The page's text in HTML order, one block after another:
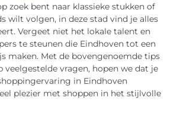
zoek bent naar klassieke stukken of
wilt volgen, in deze stad vind je alles
Vergeet niet het lokale talent en
te steunen die Eindhoven tot een
maken. Met de bovengenoemde tips
veelgestelde vragen, hopen we dat je
in Eindhoven
plezier met shoppen in het stijlvolle